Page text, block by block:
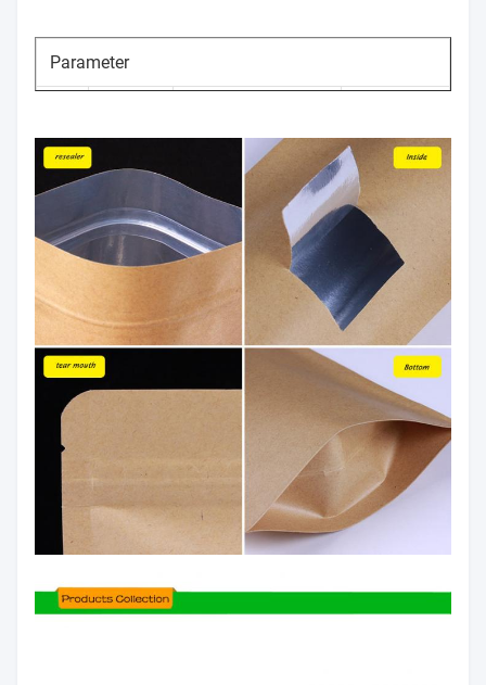
Parameter
Nr.
50-140um ±5%
Breedte 100mm~1200mm 0~+10mm
3
Lengte
de eis van de
0~+10mm